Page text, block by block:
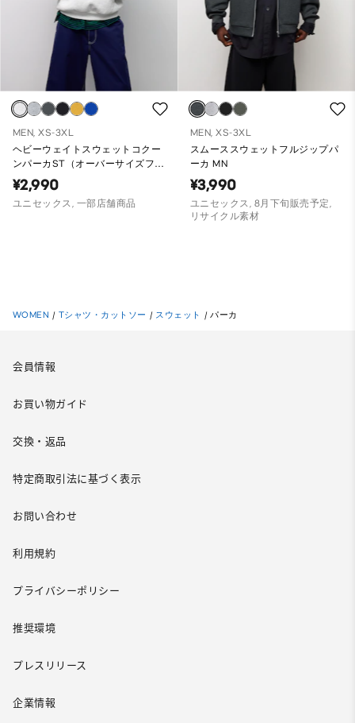
MEN, XS-3XL
ヘビーウェイトスウェットコクー
ンパーカST（オーバーサイズフィ
ット）
¥2,990
ユニセックス, 一部店舗商品
MEN, XS-3XL
スムーススウェットフルジップパ
ーカ MN
¥3,990
ユニセックス, 8月下旬販売予定,
リサイクル素材
WOMEN / Tシャツ・カットソー / スウェット / パーカ
会員情報
お買い物ガイド
交換・返品
特定商取引法に基づく表示
お問い合わせ
利用規約
プライバシーポリシー
推奨環境
プレスリリース
企業情報